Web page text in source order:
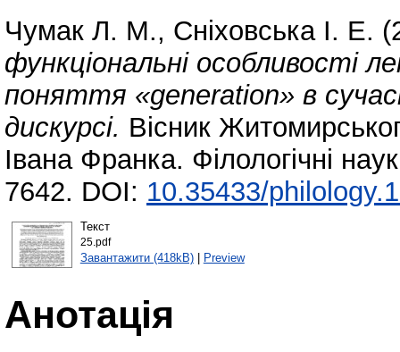
Чумак Л. М., Сніховська І. Е.
функціональні особливості
поняття «generation» в
дискурсі. Вісник
Івана Франка. Філологічні
7642. DOI: 10.35433/
Текст
25.pdf
Завантажити (418kB)| Preview
Анотація